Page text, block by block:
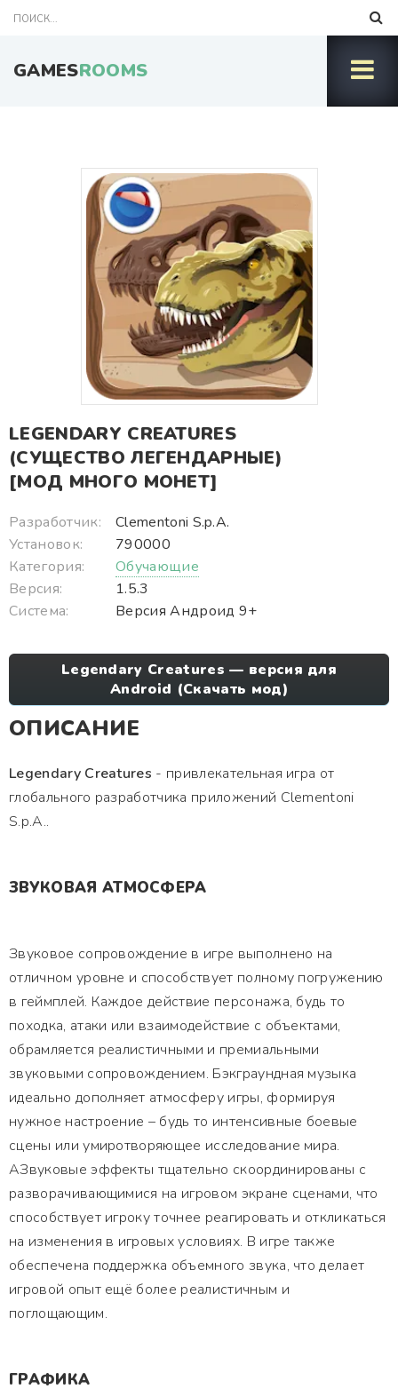
GAMESROOMS
LEGENDARY CREATURES
(СУЩЕСТВО ЛЕГЕНДАРНЫЕ)
[МОД МНОГО МОНЕТ]
Разработчик:
Clementoni S.p.A.
Установок:
790000
Категория:
Обучающие
Версия:
1.5.3
Система:
Версия Андроид 9+
Legendary Creatures — версия для
Android (Скачать мод)
ОПИСАНИЕ
Legendary Creatures - привлекательная игра от
глобального разработчика приложений Clementoni
S.p.A..
ЗВУКОВАЯ АТМОСФЕРА
Звуковое сопровождение в игре выполнено на
отличном уровне и способствует полному погружению
в геймплей. Каждое действие персонажа, будь то
походка, атаки или взаимодействие с объектами,
обрамляется реалистичными и премиальными
звуковыми сопровождением. Бэкграундная музыка
идеально дополняет атмосферу игры, формируя
нужное настроение – будь то интенсивные боевые
сцены или умиротворяющее исследование мира.
АЗвуковые эффекты тщательно скоординированы с
разворачивающимися на игровом экране сценами, что
способствует игроку точнее реагировать и откликаться
на изменения в игровых условиях. В игре также
обеспечена поддержка объемного звука, что делает
игровой опыт ещё более реалистичным и
поглощающим.
ГРАФИКА